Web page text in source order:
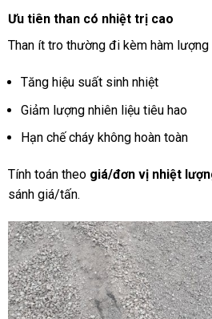
Ưu tiên than có nhiệt trị cao
Than ít tro thường đi kèm hàm lượng
Tăng hiệu suất sinh nhiệt
Giảm lượng nhiên liệu tiêu hao
Hạn chế cháy không hoàn toàn
Tính toán theo giá/đơn vị nhiệt
sánh giá/tấn.